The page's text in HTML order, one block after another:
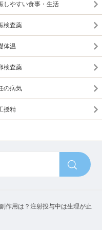
しやすい食事・生活
検査薬
体温
検査薬
の病気
授精
作用は？注射投与中は生理が止